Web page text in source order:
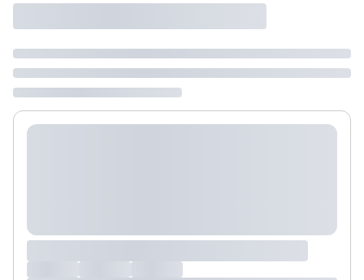
pokoju (lub apartamencie, willi itd.). Wybierz jedną z ofert z listy
i zarezerwuj ją. Zrób oddzielne rezerwacje dla każdego
kolejnego pokoju lubskontaktuj się z nami,by złożyć
zamówienie u naszego doradcy.
Maksymalna liczba uczestników
maksymalny limit dla 1 pokoju.